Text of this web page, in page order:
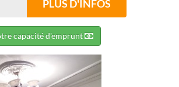
PLUS D'INFOS
capacité d'emprunt